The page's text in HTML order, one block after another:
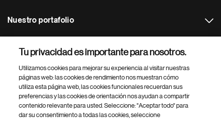
Nuestro portafolio
Footer Site Search
Tu privacidad es importante para nosotros.
Utilizamos cookies para mejorar su experiencia al visitar nuestras
páginas web: las cookies de rendimiento nos muestran cómo
utiliza esta página web, las cookies funcionales recuerdan sus
preferencias y las cookies de orientación nos ayudan a compartir
contenido relevante para usted. Seleccione: "Aceptar todo" para
dar su consentimiento a todas las cookies, seleccione